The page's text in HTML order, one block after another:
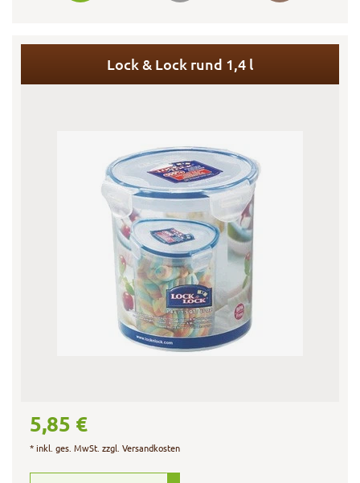
Lock & Lock rund 1,4 l
5,85 €
*inkl. ges. MwSt. zzgl.Versandkosten